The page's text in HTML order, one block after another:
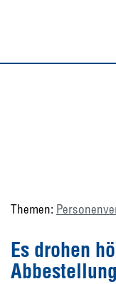
Themen:
Es drohen